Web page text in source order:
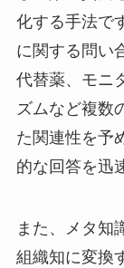
化する手法で
に関する問い
代替薬、モニ
ズムなど複数
た関連性を予
的な回答を迅
また、メタ知
組織知に変換